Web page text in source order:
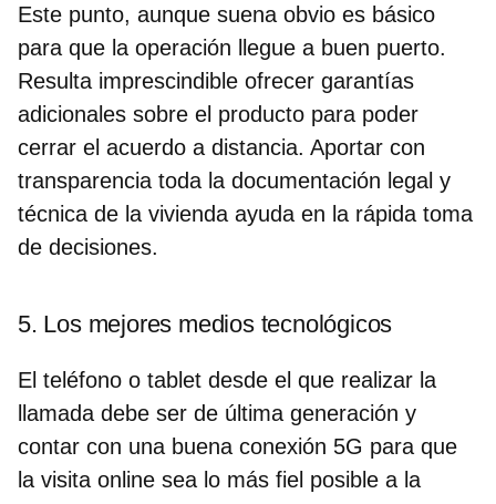
Este punto, aunque suena obvio es básico
para que la operación llegue a buen puerto.
Resulta imprescindible ofrecer garantías
adicionales sobre el producto para poder
cerrar el acuerdo a distancia. Aportar con
transparencia toda la documentación legal y
técnica de la vivienda ayuda en la rápida toma
de decisiones.
5. Los mejores medios tecnológicos
El teléfono o tablet desde el que realizar la
llamada debe ser de última generación y
contar con una buena conexión 5G para que
la visita online sea lo más fiel posible a la